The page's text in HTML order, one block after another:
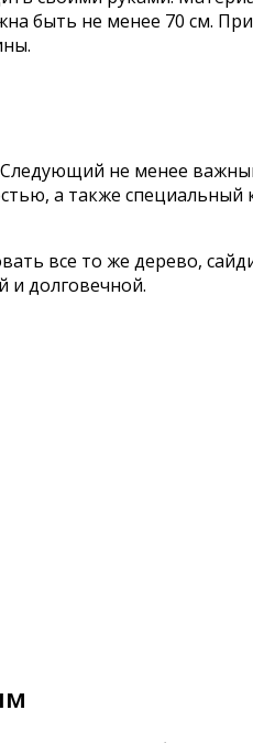
быть не менее 70 см.
не менее
а также
все то же дерево,
и долговечной.